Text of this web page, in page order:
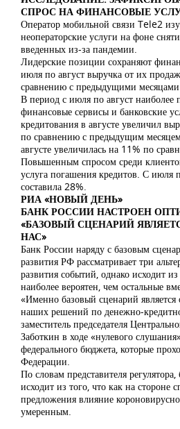
СПРОС НА ФИНАНСОВЫЕ
Оператор мобильной связи Tele2
неоператорские услуги на фоне
введенных из-за пандемии.
Лидерские позиции сохраняют
июля по август выручка от их
сравнению с предыдущими
В период с июля по август наиболее
финансовые сервисы и банковские
кредитования в августе увеличил
по сравнению с предыдущим
августе увеличилась на 11% по
Повышенным спросом среди
услуга погашения кредитов. С июля
составила 28%.
РИА «НОВЫЙ ДЕНЬ»
БАНК РОССИИ НАСТРОЕН
«БАЗОВЫЙ СЦЕНАРИЙ
НАС»
Банк России наряду с базовым
развития РФ рассматривает три
развития событий, однако исходит
наиболее вероятен, чем остальные
«Именно базовый сценарий
наших решений по денежно-
заместитель председателя
Заботкин в ходе «нулевого
федерального бюджета, которые
Федерации.
По словам представителя
исходит из того, что как на стороне
предложения влияние
умеренным.